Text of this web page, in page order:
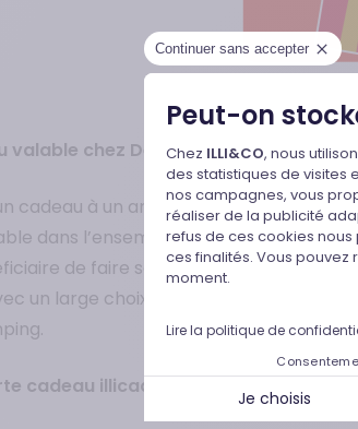
Continuer sans accepter
Peut-on
Plateforme de
Chez ILLI&CO, nous
des statistiques de visites
nos campagnes, vous
réaliser de la publicité
refus de ces cookies
ces finalités. Vous
moment.
Lire la politique de
Je choisis
valable chez Décathlon, le cadeau
cadeau à un amateur de sport,
dans l’ensemble des magasins de
de faire son choix parmi de
un large choix d’équipements
cadeau illicado en ligne